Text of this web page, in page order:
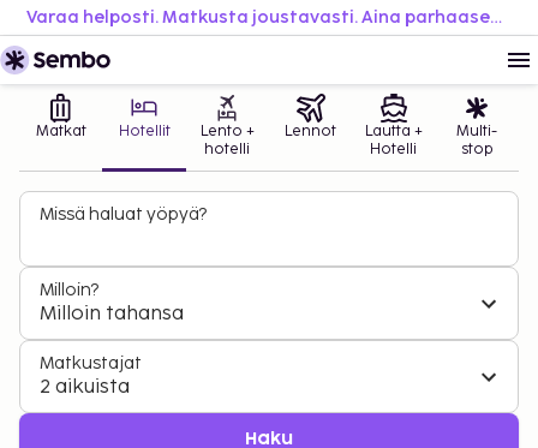
Varaa helposti. Matkusta joustavasti. Aina parhaaseen hintaan.
Matkat Hotellit
Lento +
hotelli
Lennot
Lautta +
Hotelli
Multi-
stop
Missä haluat yöpyä?
Milloin?
Milloin tahansa
Matkustajat
2 aikuista
Haku